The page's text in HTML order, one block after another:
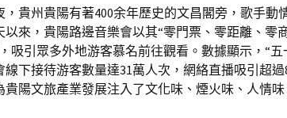
，貴州貴陽有著400余年歷史的文昌閣旁，歌手動
以來，貴陽路邊音樂會以其“零門票、零距離、零
吸引眾多外地游客慕名前往觀看。數據顯示，“五
線下接待游客數量達31萬人次，網絡直播吸引超
貴陽文旅產業發展注入了文化味、煙火味、人情味